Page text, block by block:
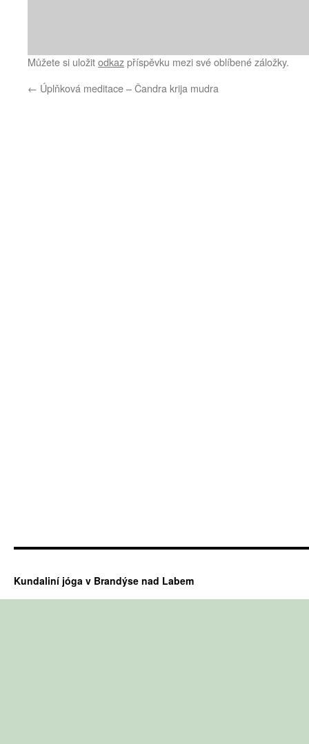
Můžete si uložitodkazpříspěvku mezi své oblíbené záložky.
← Úplňková meditace – Čandra krija mudra
Kundaliní jóga v Brandýse nad Labem